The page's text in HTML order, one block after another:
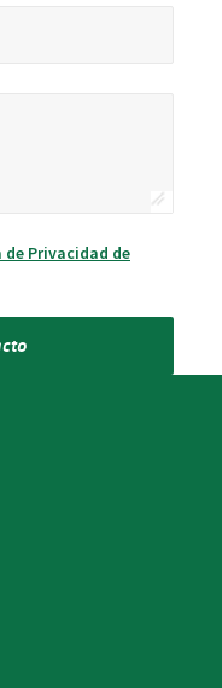
Privacidad de